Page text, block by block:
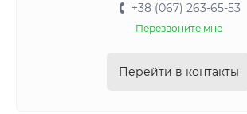
+38 (067) 263-65-53
Перезвоните мне
Перейти в контакты